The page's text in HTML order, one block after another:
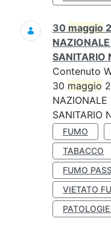
30 maggio
SANITARIO
Contenuto
30 maggio
NAZIONALE
SANITARIO
FUMO
TABACCO
FUMO
VIETATO